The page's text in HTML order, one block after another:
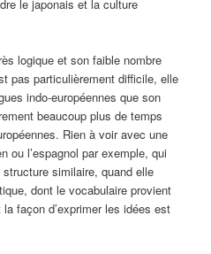
le japonais et la culture
logique et son faible nombre
pas particulièrement difficile, elle
indo-européennes que son
beaucoup plus de temps
Rien à voir avec une
ou l’espagnol par exemple, qui
similaire, quand elle
dont le vocabulaire provient
façon d’exprimer les idées est